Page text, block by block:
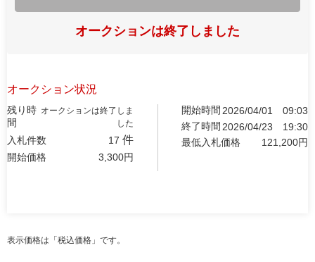
オークションは終了しました
オークション状況
残り時
間
オークションは終了しま
した
入札件数 17 件
開始価格 3,300円
開始時間 2026/04/01
09:03
終了時間 2026/04/23
19:30
最低入札価格
121,200円
表示価格は「税込価格」です。